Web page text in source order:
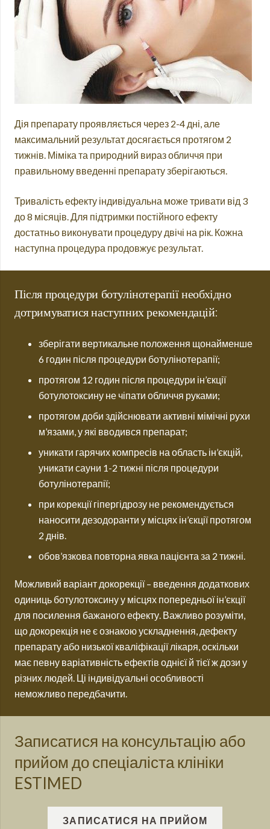
Дія препарату проявляється через 2-4 дні, але
максимальний результат досягається протягом 2
тижнів. Міміка та природний вираз обличчя при
правильному введенні препарату зберігаються.
Тривалість ефекту індивідуальна може тривати від 3
до 8 місяців. Для підтримки постійного ефекту
достатньо виконувати процедуру двічі на рік. Кожна
наступна процедура продовжує результат.
Після процедури ботулінотерапії необхідно
дотримуватися наступних рекомендацій:
зберігати вертикальне положення щонайменше
6 годин після процедури ботулінотерапії;
протягом 12 годин після процедури ін’єкції
ботулотоксину не чіпати обличчя руками;
протягом доби здійснювати активні мімічні рухи
м’язами, у які вводився препарат;
уникати гарячих компресів на область ін’єкцій,
уникати сауни 1-2 тижні після процедури
ботулінотерапії;
при корекції гіпергідрозу не рекомендується
наносити дезодоранти у місцях ін’єкції протягом
2 днів.
обов’язкова повторна явка пацієнта за 2 тижні.
Можливий варіант докорекції – введення додаткових
одиниць ботулотоксину у місцях попередньої ін’єкції
для посилення бажаного ефекту. Важливо розуміти,
що докорекція не є ознакою ускладнення, дефекту
препарату або низької кваліфікації лікаря, оскільки
має певну варіативність ефектів однієї й тієї ж дози у
різних людей. Ці індивідуальні особливості
неможливо передбачити.
Записатися на консультацію або
прийом до спеціаліста клініки
ESTIMED
ЗАПИСАТИСЯ НА ПРИЙОМ